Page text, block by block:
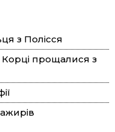
з Полісся
Корці прощалися з